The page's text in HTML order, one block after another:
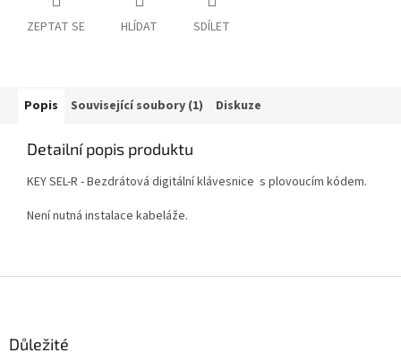
ZEPTAT SE HLÍDAT SDÍLET
Popis Související soubory (1) Diskuze
Detailní popis produktu
KEY SEL-R - Bezdrátová digitální klávesnice s plovoucím kódem.
Není nutná instalace kabeláže.
Důležité